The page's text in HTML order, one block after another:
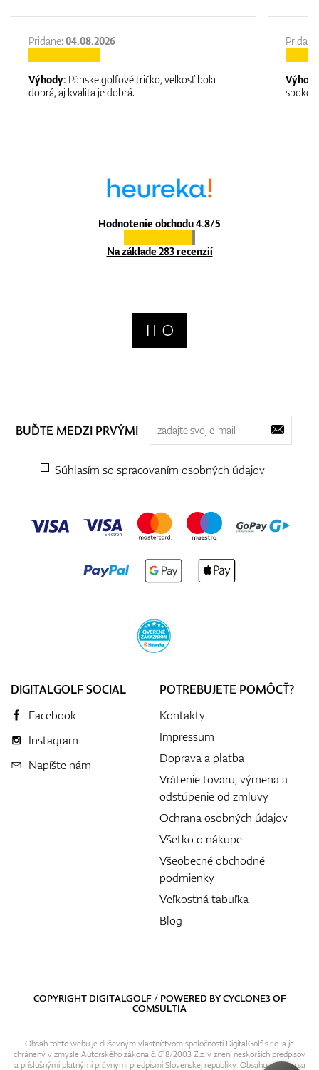
Hodnotenie obchodu 4.8/5
Na základe 283 recenzií
Pridane: 04.08.2026
Výhody: Pánske golfové tričko, veľkosť bola
dobrá, aj kvalita je dobrá.
BUĎTE MEDZI PRVÝMI
Súhlasím so spracovaním osobných údajov
DIGITALGOLF SOCIAL
Facebook
Instagram
Napíšte nám
POTREBUJETE POMÔCŤ?
Kontakty
Impressum
Doprava a platba
Vrátenie tovaru, výmena a
odstúpenie od zmluvy
Ochrana osobných údajov
Všetko o nákupe
Všeobecné obchodné
podmienky
Veľkostná tabuľka
Blog
COPYRIGHT DIGITALGOLF / POWERED BYCYCLONE3OF
COMSULTIA
Obsah tohto webu je duševným vlastníctvom spoločnosti DigitalGolf s.r.o. a je
chránený v zmysle Autorského zákona č. 618/2003 Z.z. v znení neskorších predpisov
a príslušnými platnými právnymi predpismi Slovenskej republiky. Obsahom webu sa